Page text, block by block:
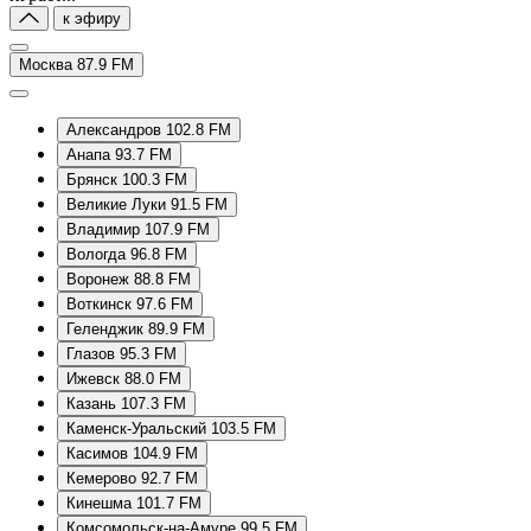
к эфиру
Москва 87.9 FM
Александров 102.8 FM
Анапа 93.7 FM
Брянск 100.3 FM
Великие Луки 91.5 FM
Владимир 107.9 FM
Вологда 96.8 FM
Воронеж 88.8 FM
Воткинск 97.6 FM
Геленджик 89.9 FM
Глазов 95.3 FM
Ижевск 88.0 FM
Казань 107.3 FM
Каменск-Уральский 103.5 FM
Касимов 104.9 FM
Кемерово 92.7 FM
Кинешма 101.7 FM